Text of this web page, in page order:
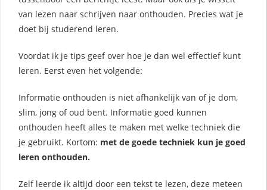
van lezen naar schrijven naar onthouden. Precies wat je
doet bij studerend leren.
Voordat ik je tips geef over hoe je dan wel effectief kunt
leren. Eerst even het volgende:
Informatie onthouden is niet afhankelijk van of je dom,
slim, jong of oud bent. Informatie goed kunnen
onthouden heeft alles te maken met welke techniek die
je gebruikt. Kortom: met de goede techniek kun je goed
leren onthouden.
Zelf leerde ik altijd door een tekst te lezen, deze meteen